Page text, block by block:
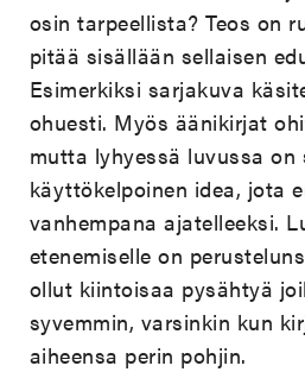
osin tarpeellista? Teos on
pitää sisällään sellaisen
Esimerkiksi sarjakuva
ohuesti. Myös äänikirjat
mutta lyhyessä luvussa on
käyttökelpoinen idea, jota
vanhempana ajatelleeksi.
etenemiselle on
ollut kiintoisaa pysähtyä
syvemmin, varsinkin kun
aiheensa perin pohjin.